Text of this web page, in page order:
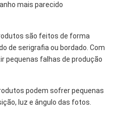
mais parecido
são feitos de forma
de serigrafia ou bordado. Com
pequenas falhas de produção
podem sofrer pequenas
luz e ângulo das fotos.